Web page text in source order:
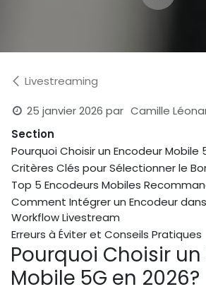
Livestreaming
25 janvier 2026 par Camille
Section
Pourquoi Choisir un Encodeur Mobile
Critères Clés pour Sélectionner le
Top 5 Encodeurs Mobiles
Comment Intégrer un Encodeur
Workflow Livestream
Erreurs à Éviter et Conseils Pratiques
Pourquoi Choisir
Mobile 5G en 2026?